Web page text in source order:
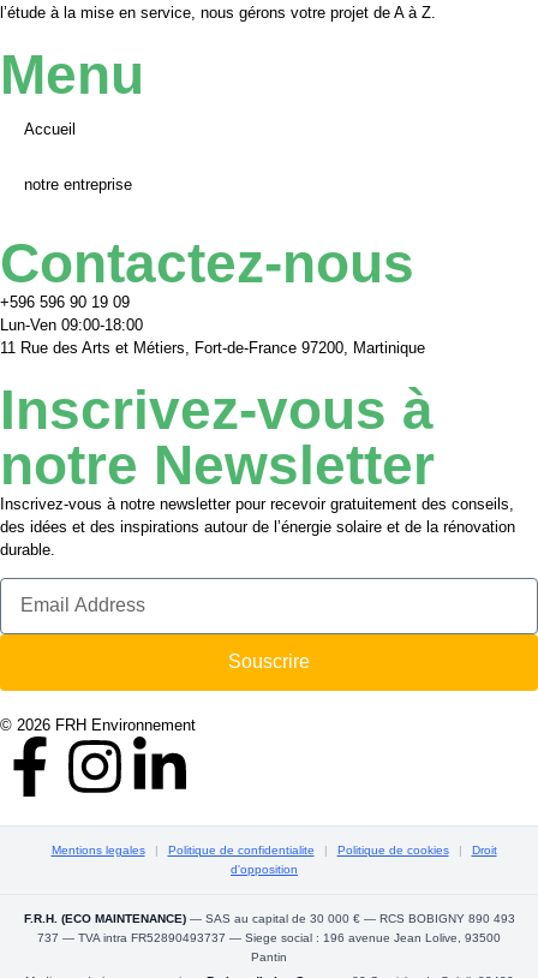
l’étude à la mise en service, nous gérons votre projet de A à Z.
Menu
Accueil
notre entreprise
Contactez-nous
+596 596 90 19 09
Lun-Ven 09:00-18:00
11 Rue des Arts et Métiers, Fort-de-France 97200, Martinique
Inscrivez-vous à
notre Newsletter
Inscrivez-vous à notre newsletter pour recevoir gratuitement des conseils,
des idées et des inspirations autour de l’énergie solaire et de la rénovation
durable.
Souscrire
© 2026 FRH Environnement
Mentions legales | Politique de confidentialite | Politique de cookies |
Droit
d'opposition
F.R.H. (ECO MAINTENANCE)— SAS au capital de 30 000 € — RCS BOBIGNY 890 493
737 — TVA intra FR52890493737 — Siege social : 196 avenue Jean Lolive, 93500
Pantin